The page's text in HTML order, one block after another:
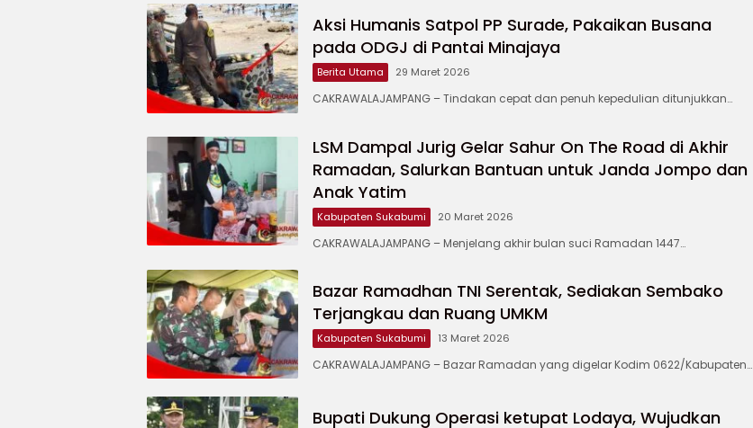
Aksi Humanis Satpol PP Surade, Pakaikan Busana
pada ODGJ di Pantai Minajaya
Berita Utama 29 Maret 2026
CAKRAWALAJAMPANG – Tindakan cepat dan penuh kepedulian ditunjukkan…
LSM Dampal Jurig Gelar Sahur On The Road di Akhir
Ramadan, Salurkan Bantuan untuk Janda Jompo dan
Anak Yatim
Kabupaten Sukabumi 20 Maret 2026
CAKRAWALAJAMPANG – Menjelang akhir bulan suci Ramadan 1447…
Bazar Ramadhan TNI Serentak, Sediakan Sembako
Terjangkau dan Ruang UMKM
Kabupaten Sukabumi 13 Maret 2026
CAKRAWALAJAMPANG – Bazar Ramadan yang digelar Kodim 0622/Kabupaten…
Bupati Dukung Operasi ketupat Lodaya, Wujudkan